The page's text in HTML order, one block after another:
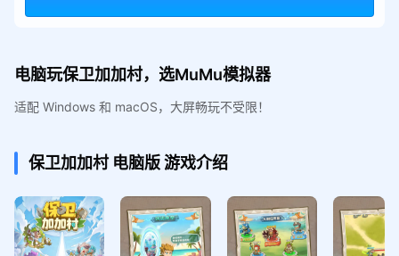
电脑玩保卫加加村，选MuMu模拟器
适配 Windows 和 macOS，大屏畅玩不受限！
保卫加加村 电脑版游戏介绍